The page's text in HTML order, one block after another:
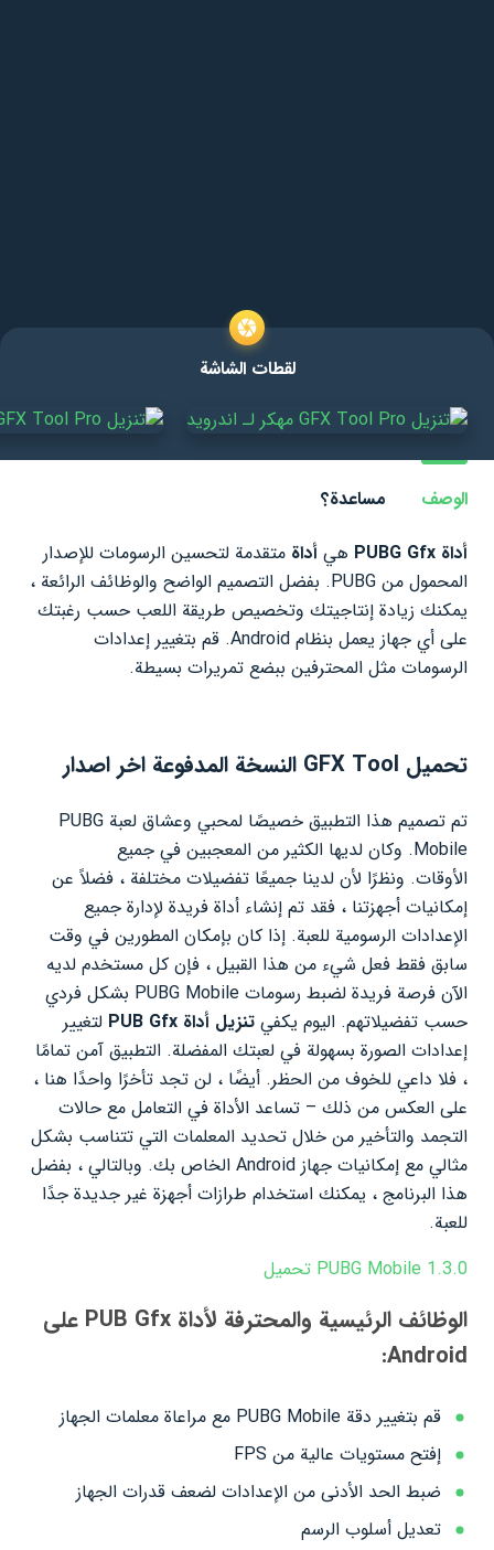
لقطات الشاشة
الوصف
مساعدة؟
أداة PUBG Gfx
هي أداة متقدمة لتحسين الرسومات للإصدار
المحمول من PUBG. بفضل التصميم الواضح والوظائف الرائعة ،
يمكنك زيادة إنتاجيتك وتخصيص طريقة اللعب حسب رغبتك
على أي جهاز يعمل بنظام Android. قم بتغيير إعدادات
الرسومات مثل المحترفين ببضع تمريرات بسيطة.
تحميل GFX Tool النسخة المدفوعة اخر اصدار
تم تصميم هذا التطبيق خصيصًا لمحبي وعشاق لعبة PUBG
Mobile. وكان لديها الكثير من المعجبين في جميع
الأوقات. ونظرًا لأن لدينا جميعًا تفضيلات مختلفة ، فضلاً عن
إمكانيات أجهزتنا ، فقد تم إنشاء أداة فريدة لإدارة جميع
الإعدادات الرسومية للعبة. إذا كان بإمكان المطورين في وقت
سابق فقط فعل شيء من هذا القبيل ، فإن كل مستخدم لديه
الآن فرصة فريدة لضبط رسومات PUBG Mobile بشكل فردي
حسب تفضيلاتهم. اليوم يكفي تنزيل أداة PUB Gfx
لتغيير
إعدادات الصورة بسهولة في لعبتك المفضلة. التطبيق آمن تمامًا
، فلا داعي للخوف من الحظر. أيضًا ، لن تجد تأخرًا واحدًا هنا ،
على العكس من ذلك – تساعد الأداة في التعامل مع حالات
التجمد والتأخير من خلال تحديد المعلمات التي تتناسب بشكل
مثالي مع إمكانيات جهاز Android الخاص بك. وبالتالي ، بفضل
هذا البرنامج ، يمكنك استخدام طرازات أجهزة غير جديدة جدًا
للعبة.
PUBG Mobile 1.3.0 تحميل
الوظائف الرئيسية والمحترفة لأداة PUB Gfx على
Android:
قم بتغيير دقة PUBG Mobile مع مراعاة معلمات الجهاز
إفتح مستويات عالية من FPS
ضبط الحد الأدنى من الإعدادات لضعف قدرات الجهاز
تعديل أسلوب الرسم